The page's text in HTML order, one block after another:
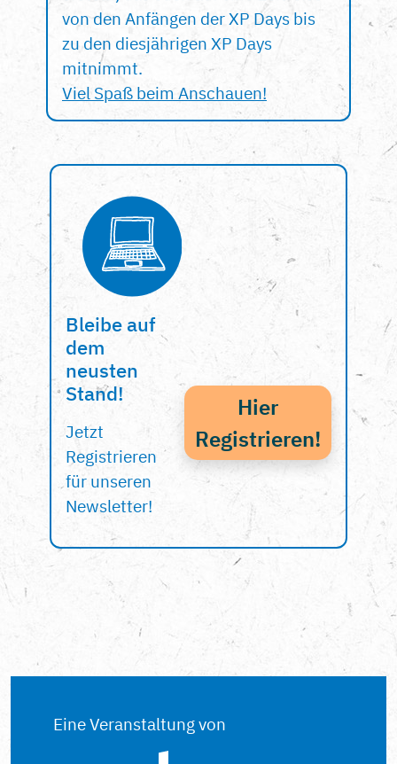
von den Anfängen der XP Days bis
zu den diesjährigen XP Days
mitnimmt.
Viel Spaß beim Anschauen!
Bleibe auf
dem
neusten
Stand!
Jetzt
Registrieren
für unseren
Newsletter!
Hier
Registrieren!
Eine Veranstaltung von